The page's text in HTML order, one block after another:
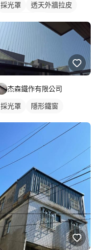
採光罩
透天外牆拉皮
杰森鐵作有限公司
採光罩 隱形鐵窗